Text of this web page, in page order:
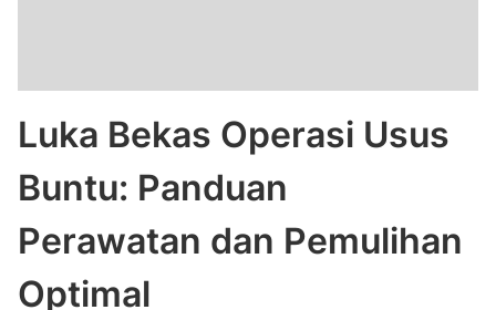
Luka Bekas Operasi Usus
Buntu: Panduan
Perawatan dan Pemulihan
Optimal